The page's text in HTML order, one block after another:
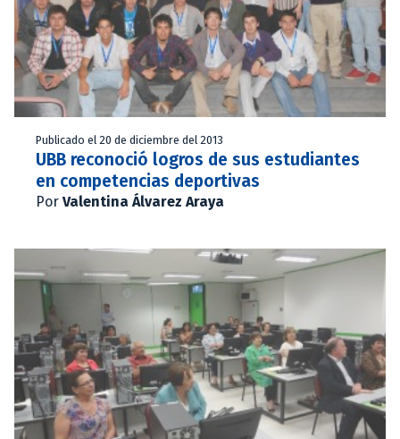
Publicado el 20 de diciembre del 2013
UBB reconoció logros de sus estudiantes
en competencias deportivas
Por Valentina Álvarez Araya